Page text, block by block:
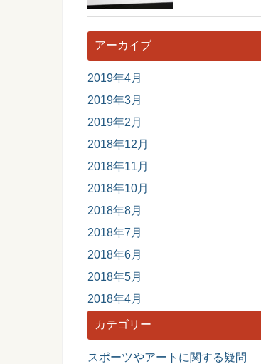
アーカイブ
2019年4月
2019年3月
2019年2月
2018年12月
2018年11月
2018年10月
2018年8月
2018年7月
2018年6月
2018年5月
2018年4月
カテゴリー
スポーツやアートに関する疑問